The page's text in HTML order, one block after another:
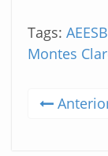
Tags: AEESB
Montes